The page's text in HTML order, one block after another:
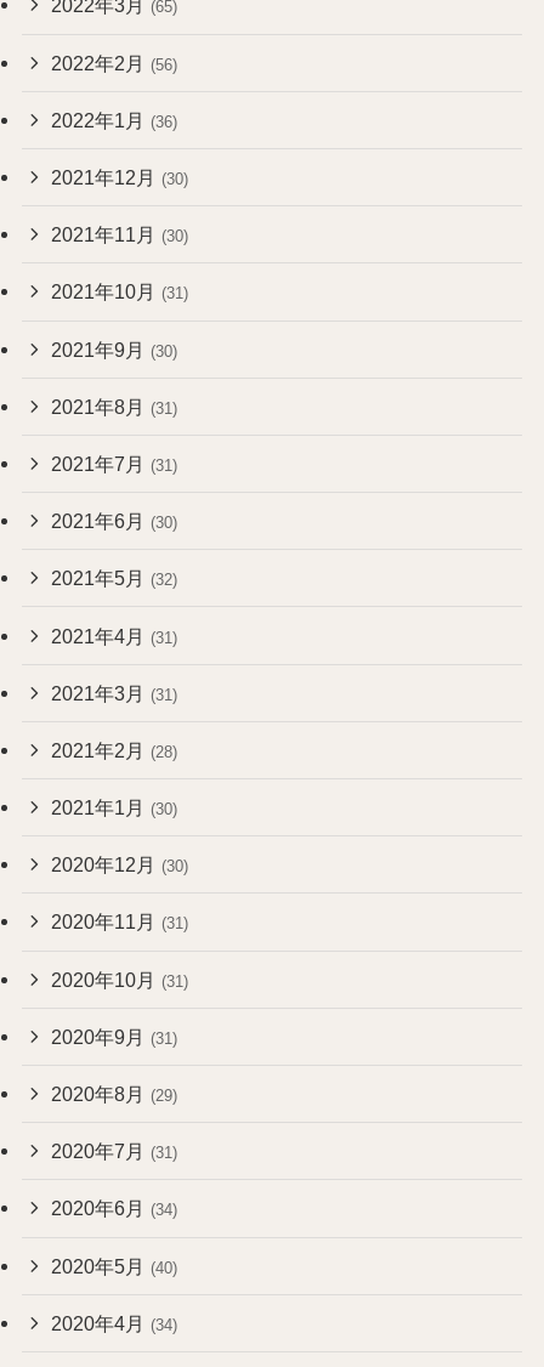
2022年3月 (65)
2022年2月 (56)
2022年1月 (36)
2021年12月 (30)
2021年11月 (30)
2021年10月 (31)
2021年9月 (30)
2021年8月 (31)
2021年7月 (31)
2021年6月 (30)
2021年5月 (32)
2021年4月 (31)
2021年3月 (31)
2021年2月 (28)
2021年1月 (30)
2020年12月 (30)
2020年11月 (31)
2020年10月 (31)
2020年9月 (31)
2020年8月 (29)
2020年7月 (31)
2020年6月 (34)
2020年5月 (40)
2020年4月 (34)